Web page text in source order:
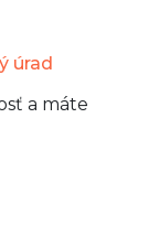
úrad
a máte